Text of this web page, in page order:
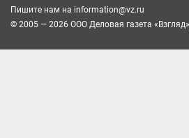
Пишите нам на information@vz.ru
© 2005 — 2026 ООО Деловая газета «Взгляд»